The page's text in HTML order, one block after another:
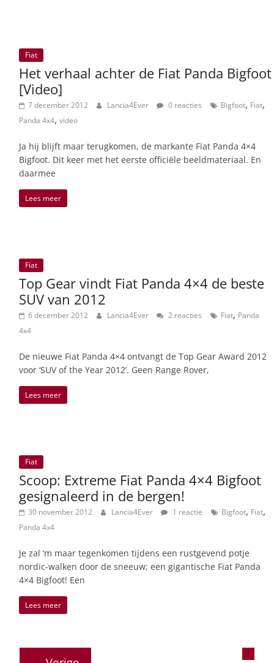
Fiat
Het verhaal achter de Fiat Panda Bigfoot
[Video]
7 december 2012 Lancia4Ever 0 reacties Bigfoot, Fiat,
Panda 4x4, video
Ja hij blijft maar terugkomen, de markante Fiat Panda 4×4
Bigfoot. Dit keer met het eerste officiële beeldmateriaal. En
daarmee
Lees meer
Fiat
Top Gear vindt Fiat Panda 4×4 de beste
SUV van 2012
6 december 2012 Lancia4Ever 2 reacties Fiat, Panda
4x4
De nieuwe Fiat Panda 4×4 ontvangt de Top Gear Award 2012
voor ‘SUV of the Year 2012’. Geen Range Rover,
Lees meer
Fiat
Scoop: Extreme Fiat Panda 4×4 Bigfoot
gesignaleerd in de bergen!
30 november 2012 Lancia4Ever 1 reactie Bigfoot, Fiat,
Panda 4x4
Je zal ‘m maar tegenkomen tijdens een rustgevend potje
nordic-walken door de sneeuw; een gigantische Fiat Panda
4×4 Bigfoot! Een
Lees meer